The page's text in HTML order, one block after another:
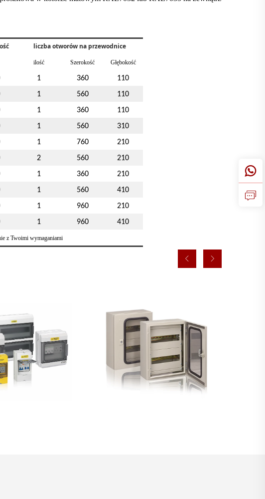
liczba otworów na przewodnice
ilość Szerokość Głębokość
1 360 110
1 560 110
1 360 110
1 560 310
1 760 210
2 560 210
1 360 210
1 560 410
1 960 210
1 960 410
z Twoimi wymaganiami